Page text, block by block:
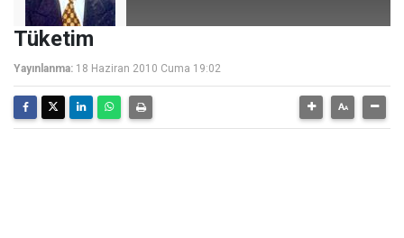
Tüketim
Yayınlanma: 18 Haziran 2010 Cuma 19:02